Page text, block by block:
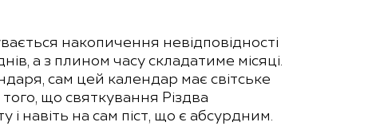
накопичення невідповідності
а з плином часу складатиме місяці.
сам цей календар має світське
що святкування Різдва
навіть на сам піст, що є абсурдним.